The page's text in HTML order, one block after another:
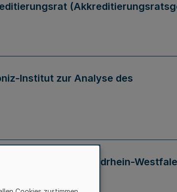
Institut zur Analyse des
des Landes Nordrhein-